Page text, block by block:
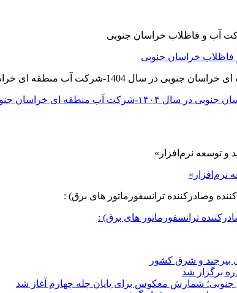
خراسان جنوبی
منطقه ای خراسان جنوبی
نرم‌افزار»
ترانسفورماتور های برق) :
بیرجند و شرق کشور
برگزار شد
شمارش معکوس برای پایان چله چهارم آغاز شد